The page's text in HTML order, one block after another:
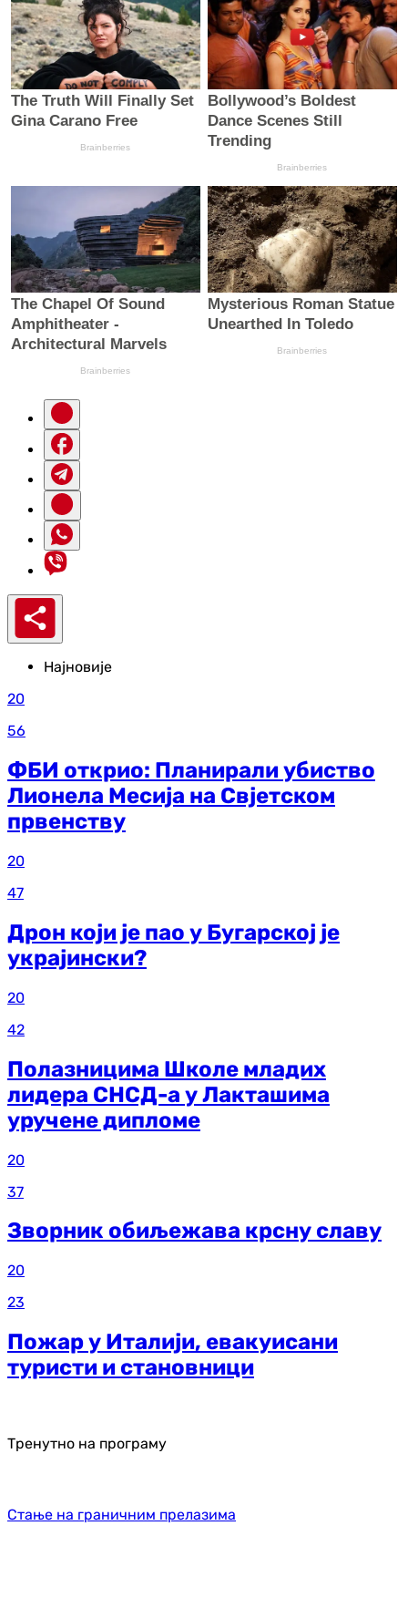
Најновије
20
56
ФБИ открио: Планирали убиство
Лионела Месија на Свјетском
првенству
20
47
Дрон који је пао у Бугарској је
украјински?
20
42
Полазницима Школе младих
лидера СНСД-а у Лакташима
уручене дипломе
20
37
Зворник обиљежава крсну славу
20
23
Пожар у Италији, евакуисани
туристи и становници
Тренутно на програму
Стање на граничним прелазима